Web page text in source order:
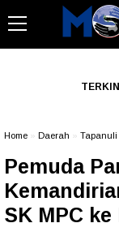
TERKINI
Home Daerah Tapanuli
Pemuda
SK MPC